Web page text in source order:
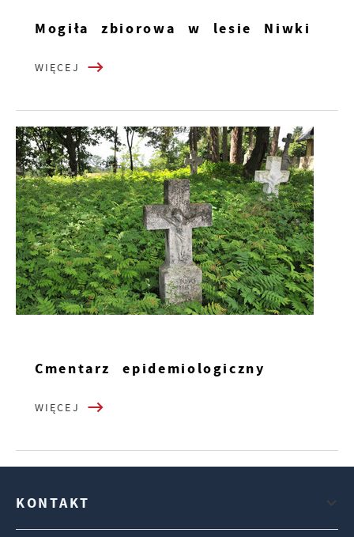
Mogiła zbiorowa w lesie Niwki
WIĘCEJ
Cmentarz epidemiologiczny
WIĘCEJ
KONTAKT